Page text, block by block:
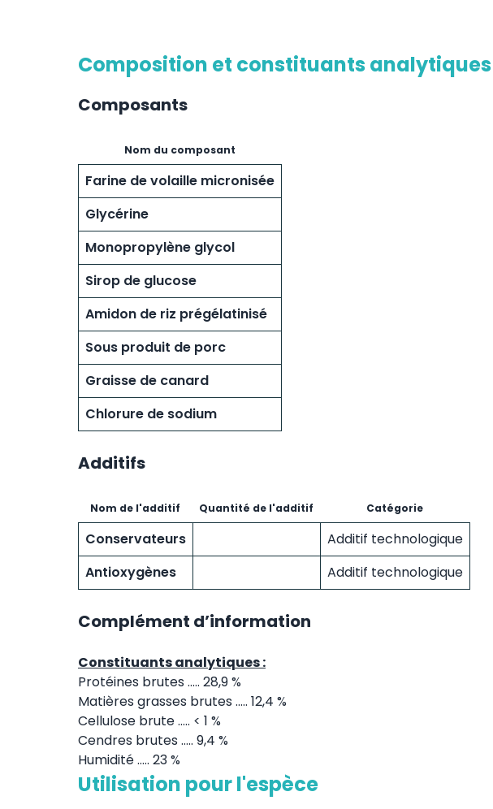
Composition et constituants analytiques
Composants
Nom du composant
Farine de volaille micronisée
Glycérine
Monopropylène glycol
Sirop de glucose
Amidon de riz prégélatinisé
Sous produit de porc
Graisse de canard
Chlorure de sodium
Additifs
Nom de l'additif Quantité de l'additif Catégorie
Conservateurs
Additif technologique
Antioxygènes
Additif technologique
Complément d’information
Constituants analytiques :
Protéines brutes ..... 28,9 %
Matières grasses brutes ..... 12,4 %
Cellulose brute ..... < 1 %
Cendres brutes ..... 9,4 %
Humidité ..... 23 %
Utilisation pour l'espèce